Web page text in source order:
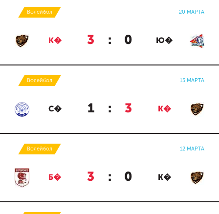
Волейбол 20 МАРТА
К� 3 : 0 Ю�
Волейбол 15 МАРТА
С� 1 : 3 К�
Волейбол 12 МАРТА
Б� 3 : 0 К�